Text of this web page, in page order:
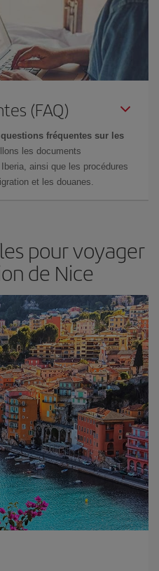
(FAQ)
questions fréquentes sur les
les documents
ainsi que les procédures
et les douanes.
pour voyager
de Nice